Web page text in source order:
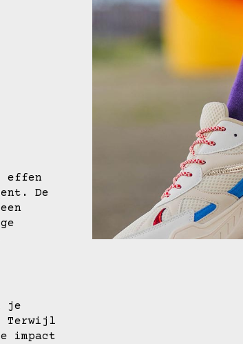
effen
De
je
Terwijl
impact